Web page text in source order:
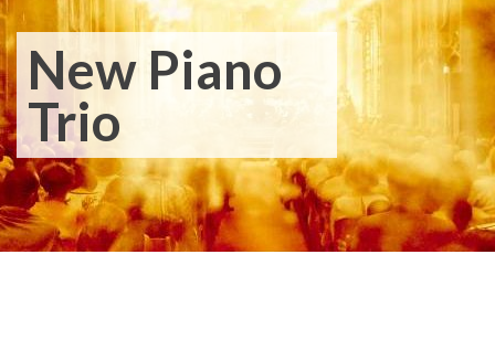
New Piano
Trio